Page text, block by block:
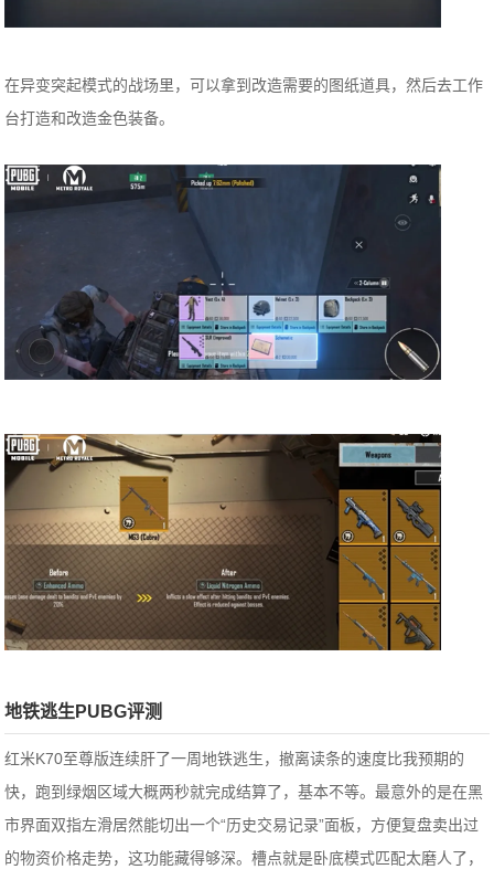
在异变突起模式的战场里，可以拿到改造需要的图纸道具，然后去工作
台打造和改造金色装备。
地铁逃生PUBG评测
红米K70至尊版连续肝了一周地铁逃生，撤离读条的速度比我预期的
快，跑到绿烟区域大概两秒就完成结算了，基本不等。最意外的是在黑
市界面双指左滑居然能切出一个“历史交易记录”面板，方便复盘卖出过
的物资价格走势，这功能藏得够深。槽点就是卧底模式匹配太磨人了，